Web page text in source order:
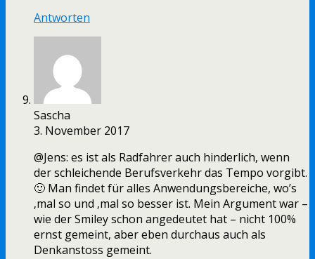
Antworten
Sascha
3. November 2017
@Jens: es ist als Radfahrer auch hinderlich, wenn
der schleichende Berufsverkehr das Tempo vorgibt.
🙂 Man findet für alles Anwendungsbereiche, wo’s
‚mal so und ‚mal so besser ist. Mein Argument war –
wie der Smiley schon angedeutet hat – nicht 100%
ernst gemeint, aber eben durchaus auch als
Denkanstoss gemeint.